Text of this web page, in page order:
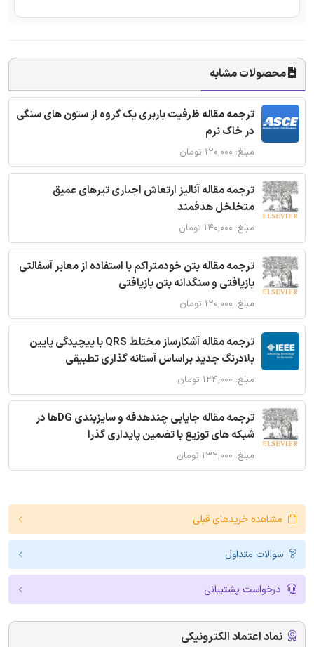
محصولات مشابه
ترجمه مقاله ظرفیت باربری یک گروه از ستون های سنگی
در خاک نرم
مبلغ: ۱۲۰,۰۰۰ تومان
ترجمه مقاله آنالیز ارتعاش اجباری تیرهای عمیق
متخلخل هدفمند
مبلغ: ۱۴۰,۰۰۰ تومان
ترجمه مقاله بتن خودمتراکم با استفاده از معابر آسفالتی
بازیافتی و سنگدانه بتن بازیافتی
مبلغ: ۱۲۰,۰۰۰ تومان
ترجمه مقاله آشکارساز مختلط QRS با پیچیدگی پایین
بلادرنگ جدید براساس آستانه گذاری تطبیقی
مبلغ: ۱۲۴,۰۰۰ تومان
ترجمه مقاله جایابی چندهدفه و سایزبندی DGها در
شبکه های توزیع با تضمین پایداری گذرا
مبلغ: ۱۳۲,۰۰۰ تومان
مشاهده خریدهای قبلی
سوالات متداول
درخواست پشتیبانی
نماد اعتماد الکترونیکی